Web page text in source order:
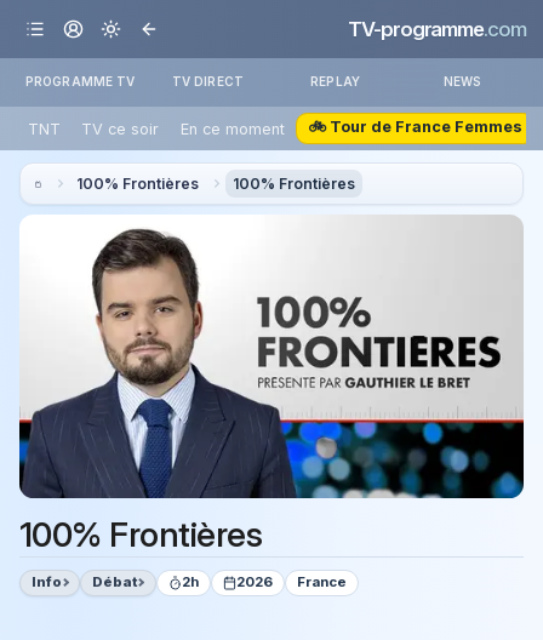
TV-programme.com
PROGRAMME TV TV DIRECT REPLAY NEWS
TNT TV ce soir En ce moment 🚲 Tour de France Femmes
100% Frontières 100% Frontières
100% Frontières
Info Débat 2h 2026 France